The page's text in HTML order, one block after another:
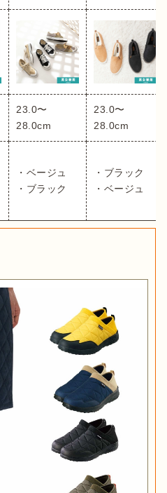
23.0〜
28.0cm
23.0〜
28.0cm
・ベージュ
・ブラック
・ブラック
・ベージュ